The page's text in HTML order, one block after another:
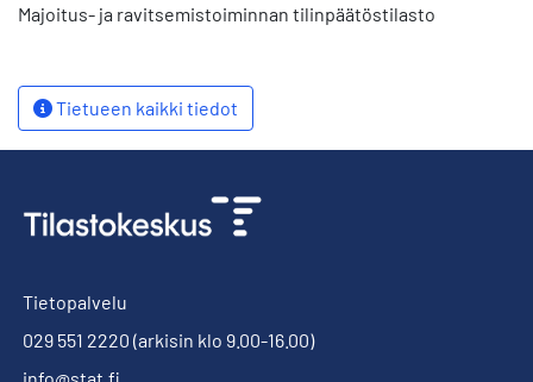
Majoitus- ja ravitsemistoiminnan tilinpäätöstilasto
Tietueen kaikki tiedot
Tietopalvelu
029 551 2220 (arkisin klo 9.00-16.00)